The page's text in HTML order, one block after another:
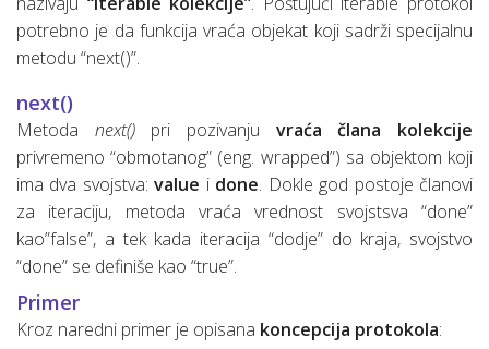
potrebno je da funkcija vraća objekat koji sadrži specijalnu
metodu “next()”.
next()
Metoda next()pri pozivanju vraća člana kolekcije
privremeno “obmotanog” (eng. wrapped”) sa objektom koji
ima dva svojstva:value i done. Dokle god postoje članovi
za iteraciju, metoda vraća vrednost svojstsva “done”
kao”false”, a tek kada iteracija “dodje” do kraja, svojstvo
“done” se definiše kao “true”.
Primer
Kroz naredni primer je opisana koncepcija protokola: